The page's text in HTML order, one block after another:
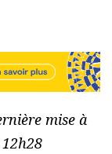
mise à